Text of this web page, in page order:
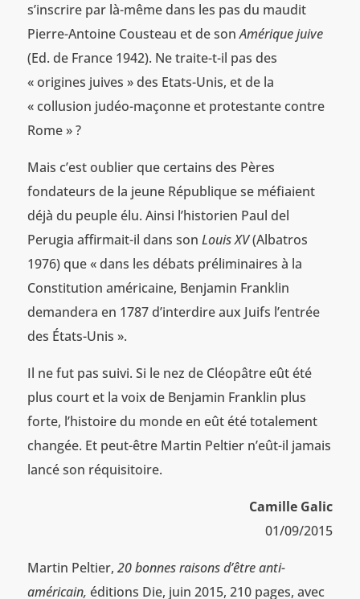
s’inscrire par là-même dans les pas du maudit
Pierre-Antoine Cousteau et de sonAmérique juive
(Ed. de France 1942). Ne traite-t-il pas des
« origines juives » des Etats-Unis, et de la
« collusion judéo-maçonne et protestante contre
Rome » ?
Mais c’est oublier que certains des Pères
fondateurs de la jeune République se méfiaient
déjà du peuple élu. Ainsi l’historien Paul del
Perugia affirmait-il dans son Louis XV(Albatros
1976) que « dans les débats préliminaires à la
Constitution américaine, Benjamin Franklin
demandera en 1787 d’interdire aux Juifs l’entrée
des États-Unis ».
Il ne fut pas suivi. Si le nez de Cléopâtre eût été
plus court et la voix de Benjamin Franklin plus
forte, l’histoire du monde en eût été totalement
changée. Et peut-être Martin Peltier n’eût-il jamais
lancé son réquisitoire.
Camille Galic
01/09/2015
Martin Peltier, 20 bonnes raisons d’être anti-
américain, éditions Die, juin 2015, 210 pages, avec